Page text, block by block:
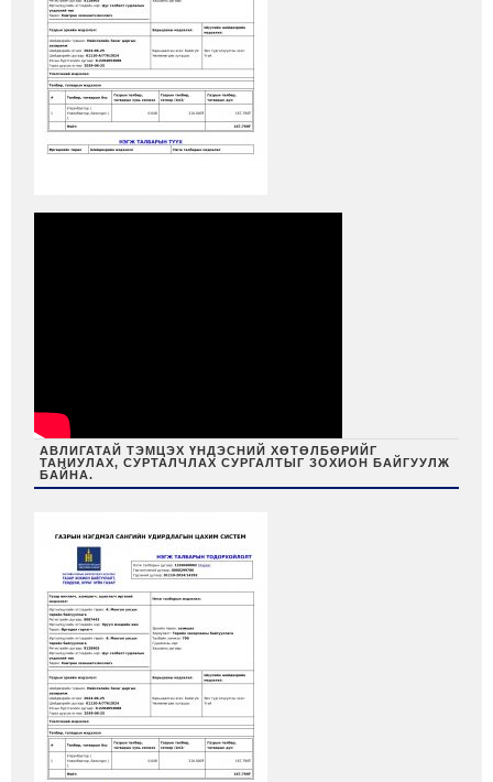
АВЛИГАТАЙ ТЭМЦЭХ ҮНДЭСНИЙ ХӨТӨЛБӨРИЙГ
ТАНИУЛАХ, СУРТАЛЧЛАХ СУРГАЛТЫГ ЗОХИОН БАЙГУУЛЖ
БАЙНА.